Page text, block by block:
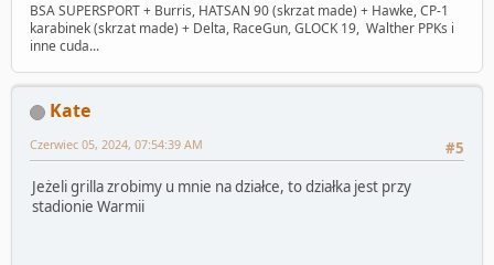
BSA SUPERSPORT + Burris, HATSAN 90 (skrzat made) + Hawke, CP-1
karabinek (skrzat made) + Delta, RaceGun, GLOCK 19, Walther PPKs i
inne cuda...
Kate
#5
Czerwiec 05, 2024, 07:54:39 AM
Jeżeli grilla zrobimy u mnie na działce, to działka jest przy
stadionie Warmii